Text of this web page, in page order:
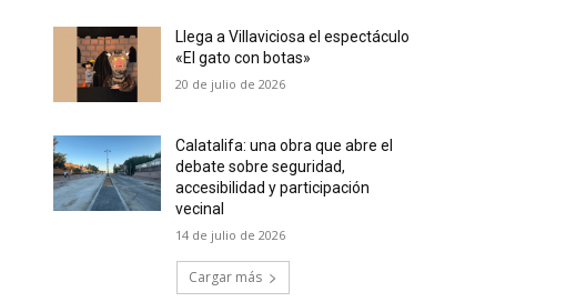
Llega a Villaviciosa el espectáculo
«El gato con botas»
20 de julio de 2026
Calatalifa: una obra que abre el
debate sobre seguridad,
accesibilidad y participación
vecinal
14 de julio de 2026
Cargar más